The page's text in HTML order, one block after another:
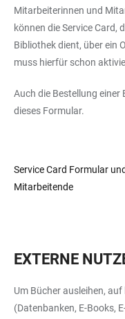
Mitarbeiterinnen und
können die Service Card,
Bibliothek dient, über ein
muss hierfür schon
Auch die Bestellung
dieses Formular.
Service Card Formular
Mitarbeitende
EXTERNE
Um Bücher ausleihen,
(Datenbanken, E-Books,